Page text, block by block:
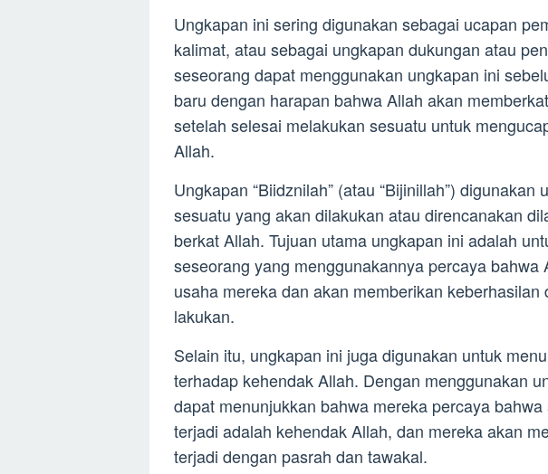
Ungkapan ini sering digunakan sebagai ucapan
kalimat, atau sebagai ungkapan dukungan atau
seseorang dapat menggunakan ungkapan ini
baru dengan harapan bahwa Allah akan
setelah selesai melakukan sesuatu untuk
Allah.
Ungkapan “Biidznilah” (atau “Bijinillah”)
sesuatu yang akan dilakukan atau direncanakan
berkat Allah. Tujuan utama ungkapan ini adalah
seseorang yang menggunakannya percaya bahwa
usaha mereka dan akan memberikan
lakukan.
Selain itu, ungkapan ini juga digunakan untuk
terhadap kehendak Allah. Dengan menggunakan
dapat menunjukkan bahwa mereka percaya
terjadi adalah kehendak Allah, dan mereka akan
terjadi dengan pasrah dan tawakal.